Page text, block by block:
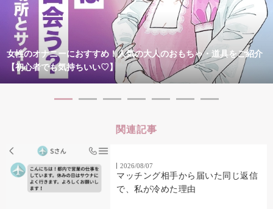
女性のオナニーにおすすめ！人気の大人のおもちゃ・道具をご紹介
【初心者でも気持ちいい♡】
関連記事
2026/08/07
マッチング相手から届いた同じ返信
で、私が冷めた理由